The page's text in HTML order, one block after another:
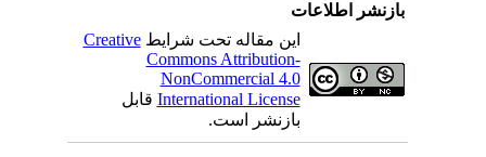
بازنشر اطلاعات
این مقاله تحت شرایطCreative
Commons Attribution-
NonCommercial 4.0
International Licenseقابل
بازنشر است.